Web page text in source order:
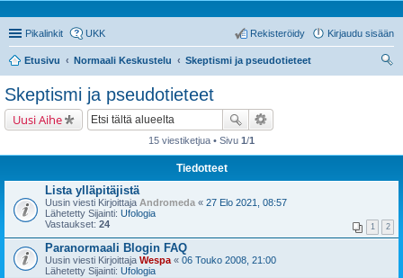
Pikalinkit UKK Kirjaudu sisään
Rekisteröidy
Etusivu Normaali Keskustelu
Skeptismi ja pseudotieteet
Skeptismi ja pseudotieteet
Uusi Aihe
15 viestiketjua • Sivu 1/1
Tiedotteet
Lista ylläpitäjistä
Uusin viesti Kirjoittaja Andromeda « 27 Elo 2021, 08:57
Lähetetty Sijainti: Ufologia
Vastaukset: 24 1 2
Paranormaali Blogin FAQ
Uusin viesti Kirjoittaja Wespa « 06 Touko 2008, 21:00
Lähetetty Sijainti: Ufologia